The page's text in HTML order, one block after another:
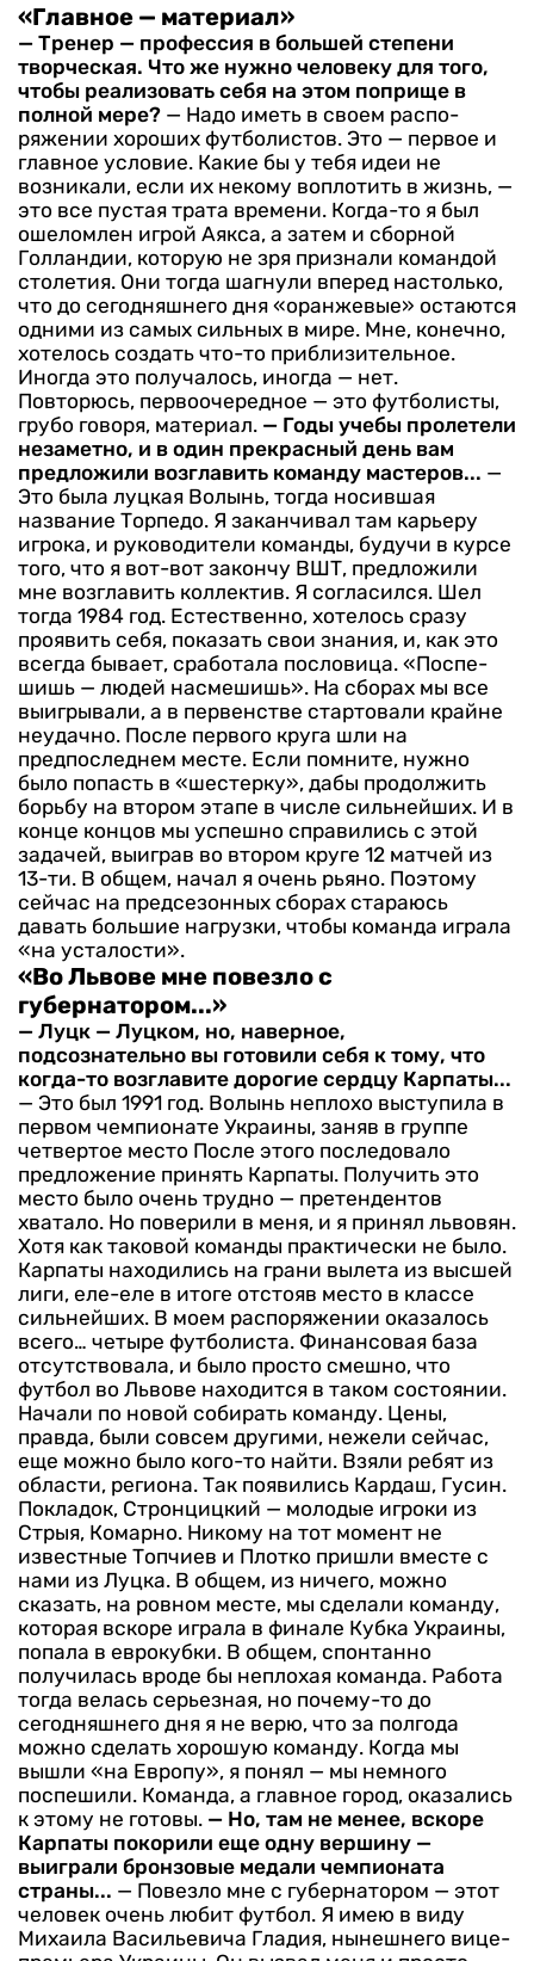
«Главное — материал»
— Тренер — профессия в большей степени
творческая. Что же нужно человеку для того,
чтобы реализовать себя на этом поприще в
полной мере? — Надо иметь в своем распо­
ряжении хороших футболистов. Это — первое и
главное условие. Какие бы у тебя идеи не
возника­ли, если их некому воплотить в жизнь, —
это все пустая трата времени. Когда-то я был
оше­ломлен игрой Аякса, а затем и сборной
Голландии, которую не зря признали командой
столетия. Они тогда шагнули вперед настолько,
что до сегодняшнего дня «оранжевые» остаются
од­ними из самых сильных в мире. Мне, конечно,
хотелось создать что-то приблизительное.
Иногда это получалось, иногда — нет.
Повторюсь, первоочередное — это футболисты,
грубо говоря, материал. — Годы учебы пролетели
не­заметно, и в один прекрасный день вам
предложили возгла­вить команду мастеров... —
Это была луцкая Волынь, тогда носившая
название Тор­педо. Я заканчивал там карьеру
игрока, и руководители команды, будучи в курсе
того, что я вот-вот закончу ВШТ, предложили
мне возглавить коллектив. Я согла­сился. Шел
тогда 1984 год. Ес­тественно, хотелось сразу
про­явить себя, показать свои знания, и, как это
всегда бывает, сработала пословица. «Поспе­
шишь — людей насмешишь». На сборах мы все
выигрывали, а в первенстве стартовали крайне
неудачно. После первого круга шли на
предпоследнем месте. Если помните, нужно
было по­пасть в «шестерку», дабы про­должить
борьбу на втором этапе в числе сильнейших. И в
конце концов мы успешно справились с этой
задачей, выиграв во вто­ром круге 12 матчей из
13-ти. В общем, начал я очень рьяно. Поэтому
сейчас на предсезонных сборах стараюсь
давать большие нагрузки, чтобы команда играла
«на усталости».
«Во Львове мне повезло с
губернатором...»
— Луцк — Луцком, но, навер­ное,
подсознательно вы готови­ли себя к тому, что
когда-то воз­главите дорогие сердцу Кар­паты...
— Это был 1991 год. Волынь неплохо выступила в
первом чемпионате Украины, заняв в группе
четвертое место После этого последовало
предложение принять Карпаты. Получить это
место было очень трудно — претендентов
хватало. Но пове­рили в меня, и я принял львовян.
Хотя как таковой команды прак­тически не было.
Карпаты на­ходились на грани вылета из высшей
лиги, еле-еле в итоге от­стояв место в классе
сильней­ших. В моем распоряжении ока­залось
всего… четыре футболис­та. Финансовая база
отсутство­вала, и было просто смешно, что
футбол во Львове находится в таком состоянии.
Начали по но­вой собирать команду. Цены,
правда, были совсем другими, нежели сейчас,
еще можно было кого-то найти. Взяли ребят из
области, региона. Так появились Кардаш, Гусин.
Покладок, Стронцицкий — молодые игроки из
Стрыя, Комарно. Никому на тот момент не
известные Топчиев и Плотко пришли вместе с
нами из Луцка. В общем, из ничего, мож­но
сказать, на ровном месте, мы сделали команду,
которая вско­ре играла в финале Кубка Укра­ины,
попала в еврокубки. В об­щем, спонтанно
получилась вро­де бы неплохая команда. Работа
тогда велась серьезная, но поче­му-то до
сегодняшнего дня я не верю, что за полгода
можно сде­лать хорошую команду. Когда мы
вышли «на Европу», я понял — мы немного
поспешили. Команда, а главное город, оказа­лись
к этому не готовы. — Но, там не менее, вскоре
Карпаты покорили еще одну вершину —
выиграли бронзовые медали чемпионата
страны... — Повезло мне с губернато­ром — этот
человек очень любит футбол. Я имею в виду
Михаила Васильевича Гладия, нынешне­го вице-